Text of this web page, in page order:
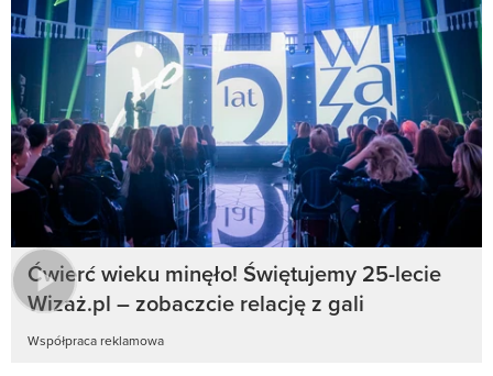
Ćwierć wieku minęło! Świętujemy 25-lecie
Wizaż.pl – zobaczcie relację z gali
Współpraca reklamowa